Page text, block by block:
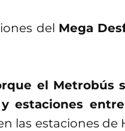
del Mega
el Metrobús
estaciones
las estaciones